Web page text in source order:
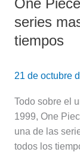
series
tiempos
21 de octubre
Todo sobre el
1999, One
una de las
todos los